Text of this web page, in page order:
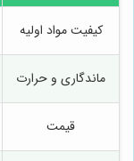
کیفیت مواد اولیه
ماندگاری و حرارت
قیمت